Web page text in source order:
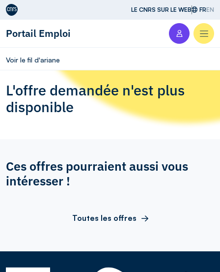
Aller au contenu LE CNRS SUR LE WEB FREN
Portail Emploi
Voir le fil d'ariane
L'offre demandée n'est plus
disponible
Ces offres pourraient aussi vous
intéresser !
Toutes les offres